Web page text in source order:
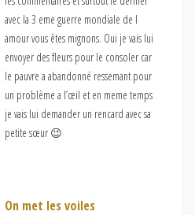
avec la 3 eme guerre mondiale de l
amour vous êtes mignons. Oui je vais lui
envoyer des fleurs pour le consoler car
le pauvre a abandonné ressemant pour
un problème a l’œil et en meme temps
je vais lui demander un rencard avec sa
petite sœur 😉
On met les voiles